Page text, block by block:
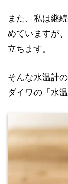
また、私は継
めていますが
立ちます。
そんな水温計
ダイワの「水